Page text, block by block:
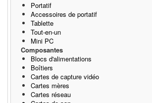
Portatif
Accessoires de portatif
Tablette
Tout-en-un
Mini PC
Composantes
Blocs d'alimentations
Boîtiers
Cartes de capture vidéo
Cartes mères
Cartes réseau